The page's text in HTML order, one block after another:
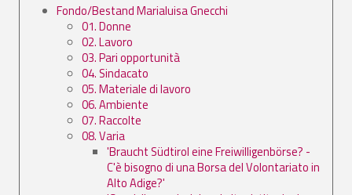
Fondo/Bestand Marialuisa Gnecchi
01. Donne
02. Lavoro
03. Pari opportunità
04. Sindacato
05. Materiale di lavoro
06. Ambiente
07. Raccolte
08. Varia
'Braucht Südtirol eine Freiwilligenbörse? -
C'è bisogno di una Borsa del Volontariato in
Alto Adige?'